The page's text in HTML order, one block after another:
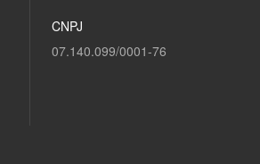
CNPJ
07.140.099/0001-76